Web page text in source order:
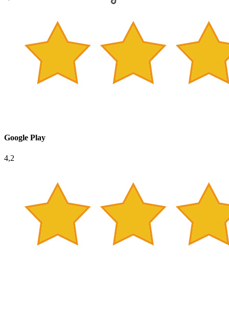
Google Play
4,2